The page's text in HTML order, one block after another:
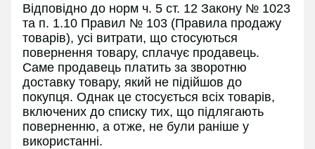
Відповідно до норм ч. 5 ст. 12 Закону № 1023
та п. 1.10 Правил № 103 (Правила продажу
товарів), усі витрати, що стосуються
повернення товару, сплачує продавець.
Саме продавець платить за зворотню
доставку товару, який не підійшов до
покупця. Однак це стосується всіх товарів,
включених до списку тих, що підлягають
поверненню, а отже, не були раніше у
використанні.